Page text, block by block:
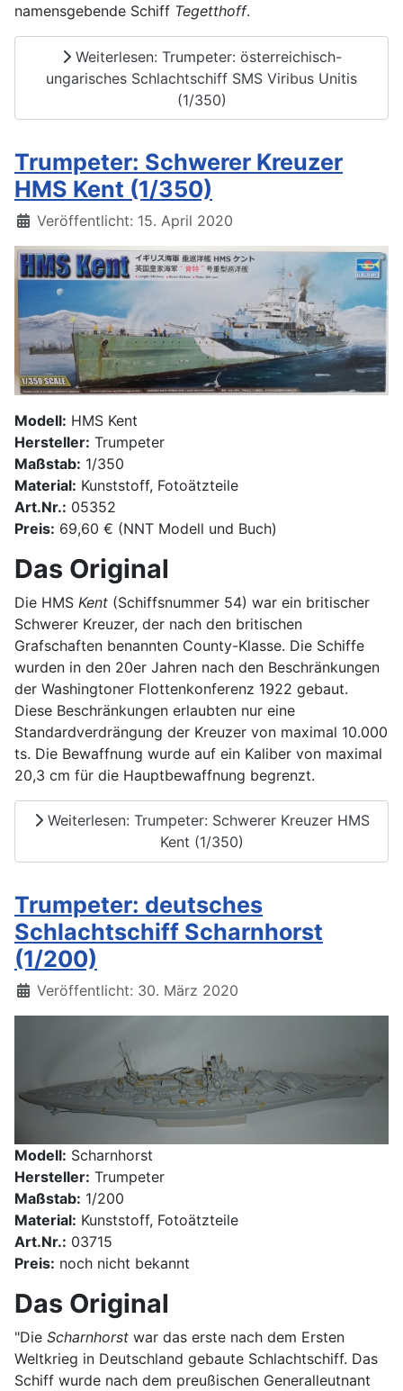
namensgebende Schiff Tegetthoff.
Weiterlesen: Trumpeter: österreichisch-
ungarisches Schlachtschiff SMS Viribus Unitis
(1/350)
Trumpeter: Schwerer Kreuzer
HMS Kent (1/350)
Details
Veröffentlicht: 15. April 2020
Modell: HMS Kent
Hersteller: Trumpeter
Maßstab: 1/350
Material: Kunststoff, Fotoätzteile
Art.Nr.: 05352
Preis: 69,60 € (NNT Modell und Buch)
Das Original
Die HMS Kent (Schiffsnummer 54) war ein britischer
Schwerer Kreuzer, der nach den britischen
Grafschaften benannten County-Klasse. Die Schiffe
wurden in den 20er Jahren nach den Beschränkungen
der Washingtoner Flottenkonferenz 1922 gebaut.
Diese Beschränkungen erlaubten nur eine
Standardverdrängung der Kreuzer von maximal 10.000
ts. Die Bewaffnung wurde auf ein Kaliber von maximal
20,3 cm für die Hauptbewaffnung begrenzt.
Weiterlesen: Trumpeter: Schwerer Kreuzer HMS
Kent (1/350)
Trumpeter: deutsches
Schlachtschiff Scharnhorst
(1/200)
Details
Veröffentlicht: 30. März 2020
Modell: Scharnhorst
Hersteller: Trumpeter
Maßstab: 1/200
Material: Kunststoff, Fotoätzteile
Art.Nr.: 03715
Preis: noch nicht bekannt
Das Original
"Die Scharnhorst war das erste nach dem Ersten
Weltkrieg in Deutschland gebaute Schlachtschiff. Das
Schiff wurde nach dem preußischen Generalleutnant